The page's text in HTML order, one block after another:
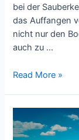
bei der
das Auffangen
nicht nur den
auch zu …
Fußmatten:
Arten
Read More »